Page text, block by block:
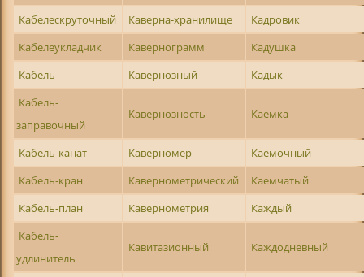
Кабелескруточный Каверна-хранилище
Кадровик
Кабелеукладчик
Кавернограмм
Кадушка
Кабель
Кавернозный
Кадык
Кабель-
заправочный
Кавернозность Каемка
Кабель-канат Каверномер
Каемочный
Кабель-кран
Кавернометрический
Каемчатый
Кабель-план
Кавернометрия
Каждый
Кабель-
удлинитель
Кавитазионный Каждодневный